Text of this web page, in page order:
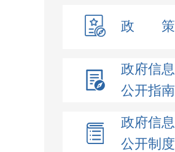
政 策
政府信息
公开指南
政府信息
公开制度